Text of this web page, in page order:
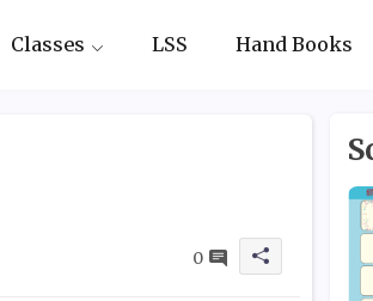
Classes LSS Hand Books
0